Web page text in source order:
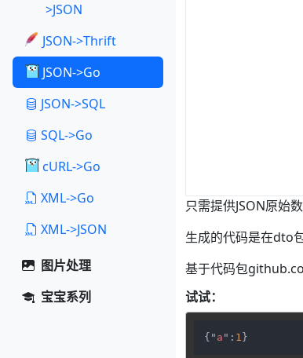
>JSON
JSON->Thrift
JSON->Go
JSON->SQL
SQL->Go
cURL->Go
XML->Go
XML->JSON
图片处理
宝宝系列
只需提供JSON原始
生成的代码是在dto
基于代码包
试试：
{" a ": 1 }